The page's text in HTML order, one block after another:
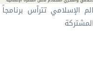
الإسلامي تترأس برنامجاً